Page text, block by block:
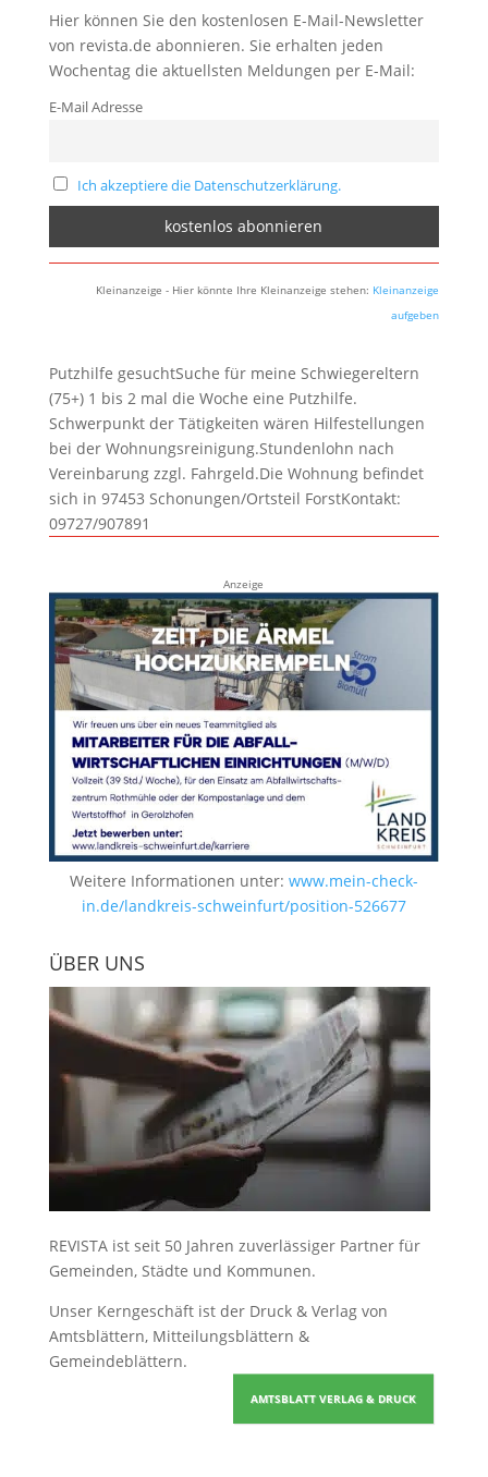
Hier können Sie den kostenlosen E-Mail-Newsletter
von revista.de abonnieren. Sie erhalten jeden
Wochentag die aktuellsten Meldungen per E-Mail:
E-Mail Adresse
Ich akzeptiere die Datenschutzerklärung.
Kleinanzeige - Hier könnte Ihre Kleinanzeige stehen: Kleinanzeige
aufgeben
Putzhilfe gesuchtSuche für meine Schwiegereltern
(75+) 1 bis 2 mal die Woche eine Putzhilfe.
Schwerpunkt der Tätigkeiten wären Hilfestellungen
bei der Wohnungsreinigung.Stundenlohn nach
Vereinbarung zzgl. Fahrgeld.Die Wohnung befindet
sich in 97453 Schonungen/Ortsteil ForstKontakt:
09727/907891
Anzeige
Weitere Informationen unter: www.mein-check-
in.de/landkreis-schweinfurt/position-526677
ÜBER UNS
REVISTA ist seit 50 Jahren zuverlässiger Partner für
Gemeinden, Städte und Kommunen.
Unser Kerngeschäft ist der Druck & Verlag von
Amtsblättern, Mitteilungsblättern &
Gemeindeblättern.
AMTSBLATT VERLAG & DRUCK